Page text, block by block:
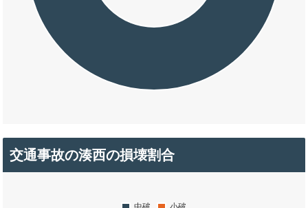
交通事故の湊西の損壊割合